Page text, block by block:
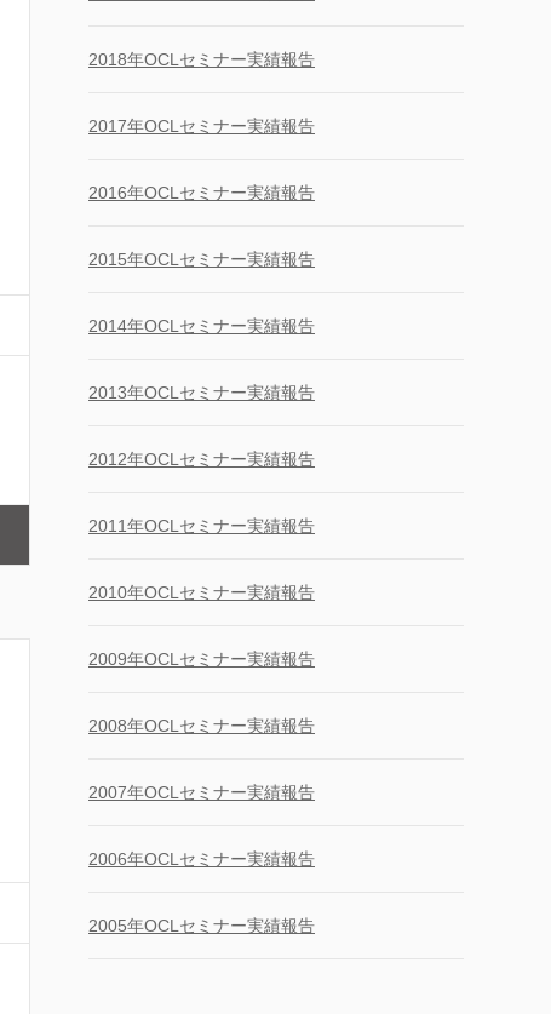
2018年OCLセミナー実績報告
2017年OCLセミナー実績報告
2016年OCLセミナー実績報告
2015年OCLセミナー実績報告
2014年OCLセミナー実績報告
2013年OCLセミナー実績報告
2012年OCLセミナー実績報告
2011年OCLセミナー実績報告
2010年OCLセミナー実績報告
2009年OCLセミナー実績報告
2008年OCLセミナー実績報告
2007年OCLセミナー実績報告
2006年OCLセミナー実績報告
2005年OCLセミナー実績報告